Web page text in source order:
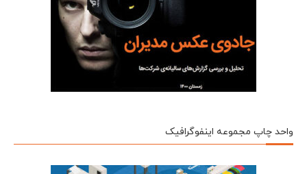
واحد چاپ مجموعه اینفوگرافیک